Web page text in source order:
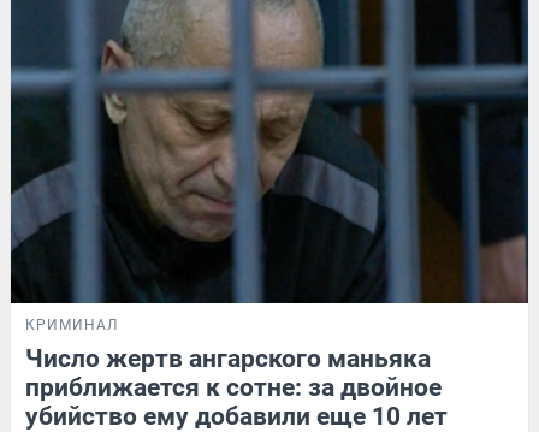
КРИМИНАЛ
Число жертв ангарского маньяка
приближается к сотне: за двойное
убийство ему добавили еще 10 лет